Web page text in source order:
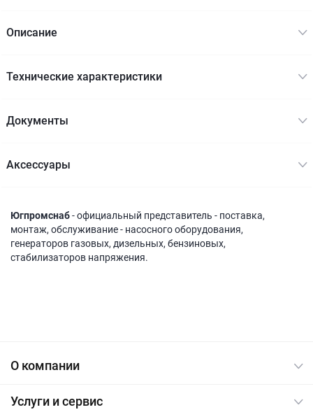
Описание
Технические характеристики
Документы
Акcессуары
Югпромснаб- официальный представитель - поставка,
монтаж, обслуживание - насосного оборудования,
генераторов газовых, дизельных, бензиновых,
стабилизаторов напряжения.
О компании
Услуги и сервис